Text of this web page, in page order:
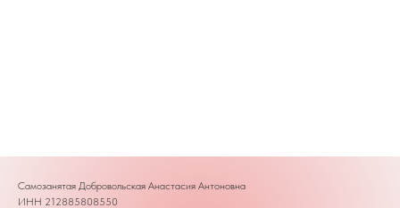
Самозанятая Добровольская Анастасия Антоновна
ИНН 212885808550